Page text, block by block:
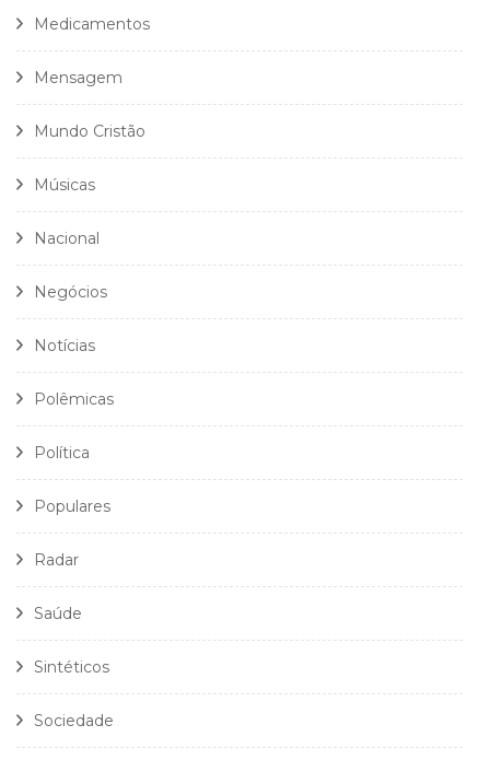
Medicamentos
Mensagem
Mundo Cristão
Músicas
Nacional
Negócios
Notícias
Polêmicas
Política
Populares
Radar
Saúde
Sintéticos
Sociedade